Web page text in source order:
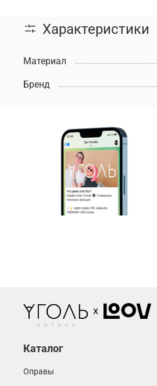
Характеристики
Материал
Бренд
Каталог
Оправы